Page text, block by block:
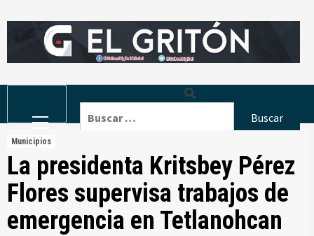
to
Menu
Municipios
La presidenta Kritsbey Pérez
Flores supervisa trabajos de
emergencia en Tetlanohcan